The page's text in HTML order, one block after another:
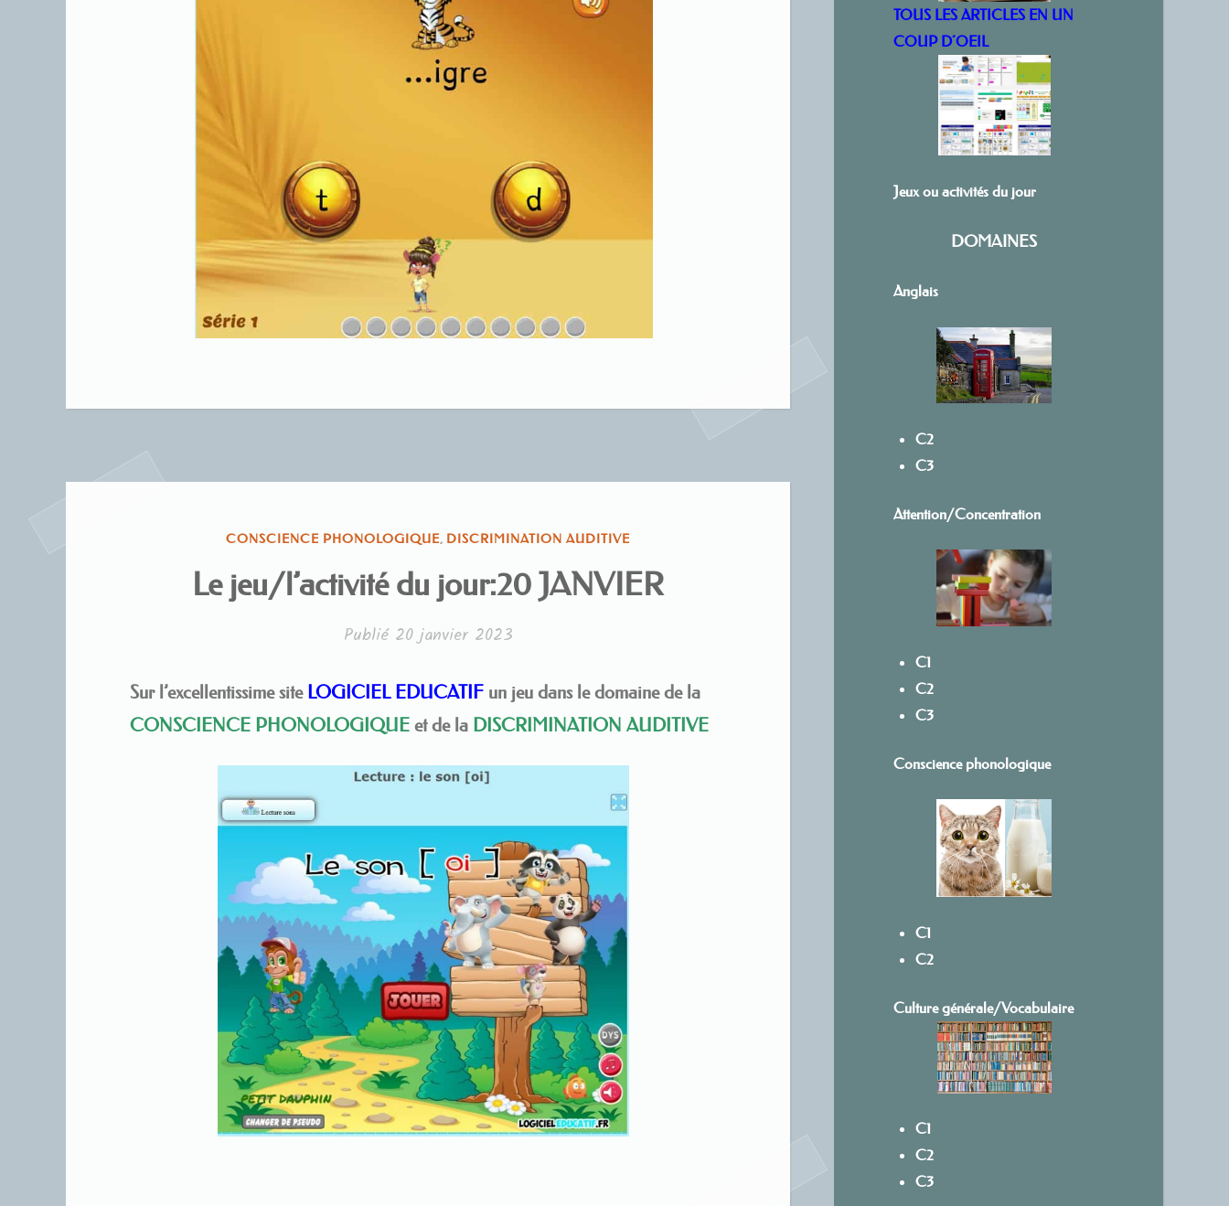
PUBLIÉ
CONSCIENCE PHONOLOGIQUE, DISCRIMINATION AUDITIVE
Le jeu/l’activité du jour:20 JANVIER
Publié 20 janvier 2023
Sur l’excellentissime site LOGICIEL EDUCATIF un jeu dans le domaine de la
CONSCIENCE PHONOLOGIQUE et de la DISCRIMINATION AUDITIVE
TOUS LES ARTICLES EN UN
COUP D’OEIL
Jeux ou activités du jour
DOMAINES
Anglais
C2
C3
Attention/Concentration
C1
C2
C3
Conscience phonologique
C1
C2
Culture générale/Vocabulaire
C1
C2
C3